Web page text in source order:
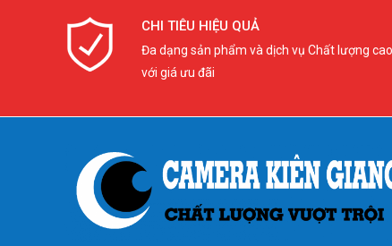
CHI TIÊU HIỆU QUẢ
Đa dạng sản phẩm và dịch vụ Chất lượng cao
với giá ưu đãi